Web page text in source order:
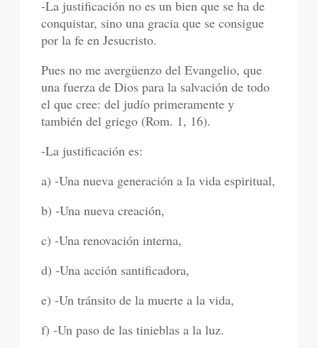
-La justificación no es un bien que se ha de
conquistar, sino una gracia que se consigue
por la fe en Jesucristo.
Pues no me avergüenzo del Evangelio, que
una fuerza de Dios para la salvación de todo
el que cree: del judío primeramente y
también del griego (Rom. 1, 16).
-La justificación es:
a) -Una nueva generación a la vida espiritual,
b) -Una nueva creación,
c) -Una renovación interna,
d) -Una acción santificadora,
e) -Un tránsito de la muerte a la vida,
f) -Un paso de las tinieblas a la luz.